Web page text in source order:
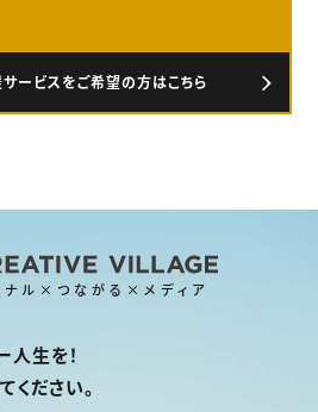
ービスをご希望の方はこちら
ナル×つながる×メディア
人生を！
ください。